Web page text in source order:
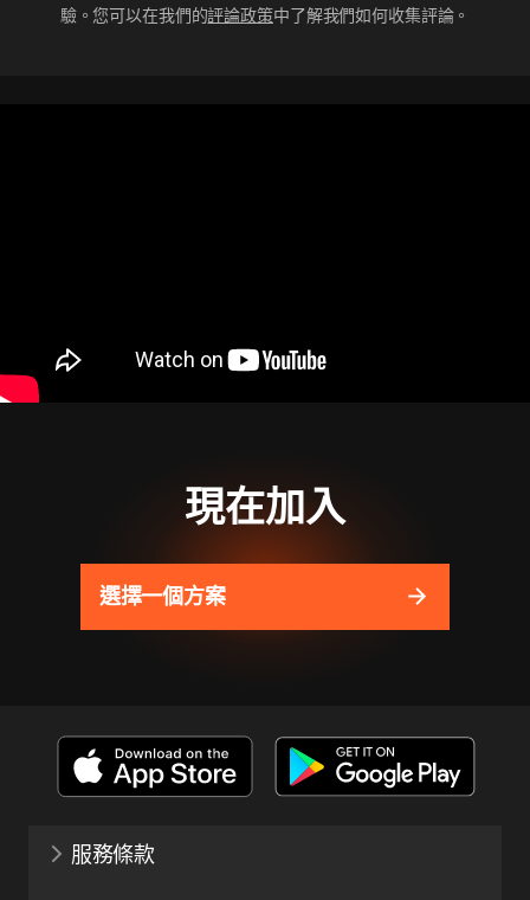
驗。您可以在我們的評論政策中了解我們如何收集評論。
現在加入
選擇一個方案
服務條款